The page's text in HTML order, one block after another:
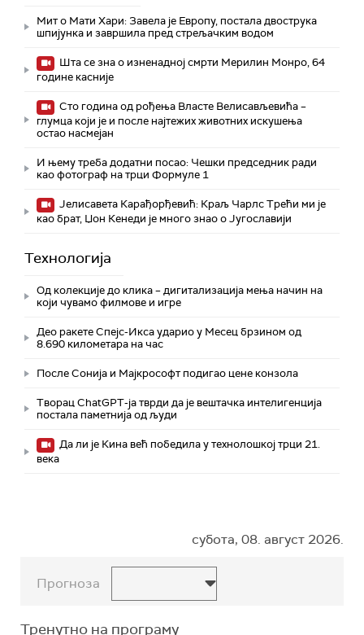
Мит о Мати Хари: Завела је Европу, постала двострука
шпијунка и завршила пред стрељачким водом
Шта се зна о изненадној смрти Мерилин Монро, 64
године касније
Сто година од рођења Власте Велисављевића –
глумца који је и после најтежих животних искушења
остао насмејан
И њему треба додатни посао: Чешки председник ради
као фотограф на трци Формуле 1
Јелисавета Карађорђевић: Краљ Чарлс Трећи ми је
као брат, Џон Кенеди је много знао о Југославији
Технологијa
Од колекције до клика – дигитализација мења начин на
који чувамо филмове и игре
Део ракете Спејс-Икса ударио у Месец брзином од
8.690 километара на час
После Сонија и Мајкрософт подигао цене конзола
Творац ChatGPT-ја тврди да је вештачка интелигенција
постала паметнија од људи
Да ли је Кина већ победила у технолошкој трци 21.
века
субота, 08. август 2026.
Прогноза
Тренутно на програму